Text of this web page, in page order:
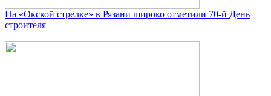
На «Окской стрелке» в Рязани широко отметили 70-й День
строителя